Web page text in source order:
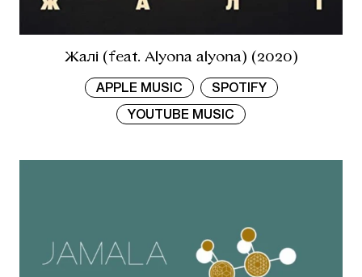
Жалі (feat. Alyona alyona) (2020)
APPLE MUSIC SPOTIFY
YOUTUBE MUSIC